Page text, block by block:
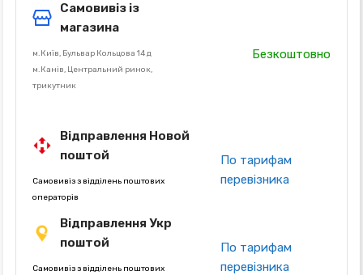
Самовивіз із
магазина
м.Київ, Бульвар Кольцова 14 д
м.Канів, Центральний ринок,
трикутник
Безкоштовно
Відправлення Новой
поштой
Самовивіз з відділень поштових
операторів
По тарифам
перевізника
Відправлення Укр
поштой
Самовивіз з відділень поштових
По тарифам
перевізника